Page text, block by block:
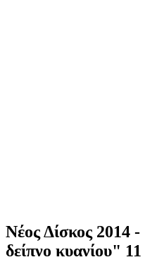
Νέος Δίσκος 2014
δείπνο κυανίου"